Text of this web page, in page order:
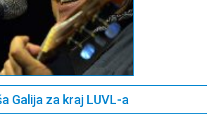
Galija za kraj LUVL-a